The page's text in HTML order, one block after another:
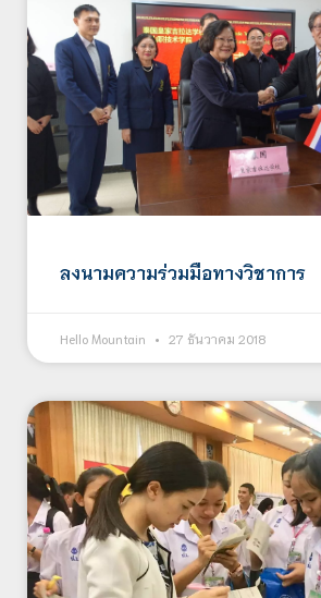
ลงนามความร่วมมือทางวิชาการ
Hello Mountain 27 ธันวาคม 2018